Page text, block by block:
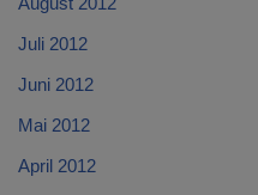
Juli 2012
Juni 2012
Mai 2012
April 2012